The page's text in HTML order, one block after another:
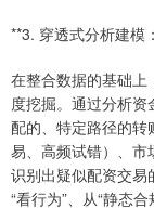
**3. 穿透式分析建模
在整合数据的基础上
度挖掘。通过分析
配的、特定路径的
易、高频试错）、市
识别出疑似配资交易
“看行为”、从“静态合